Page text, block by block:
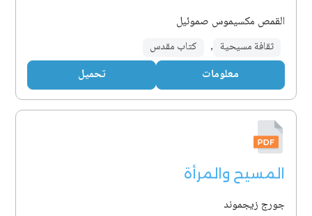
القمص مكسيموس صموئيل
ثقافة مسيحية , كتاب مقدس
معلومات تحميل
المسيح والمرأة
جورج زيجموند